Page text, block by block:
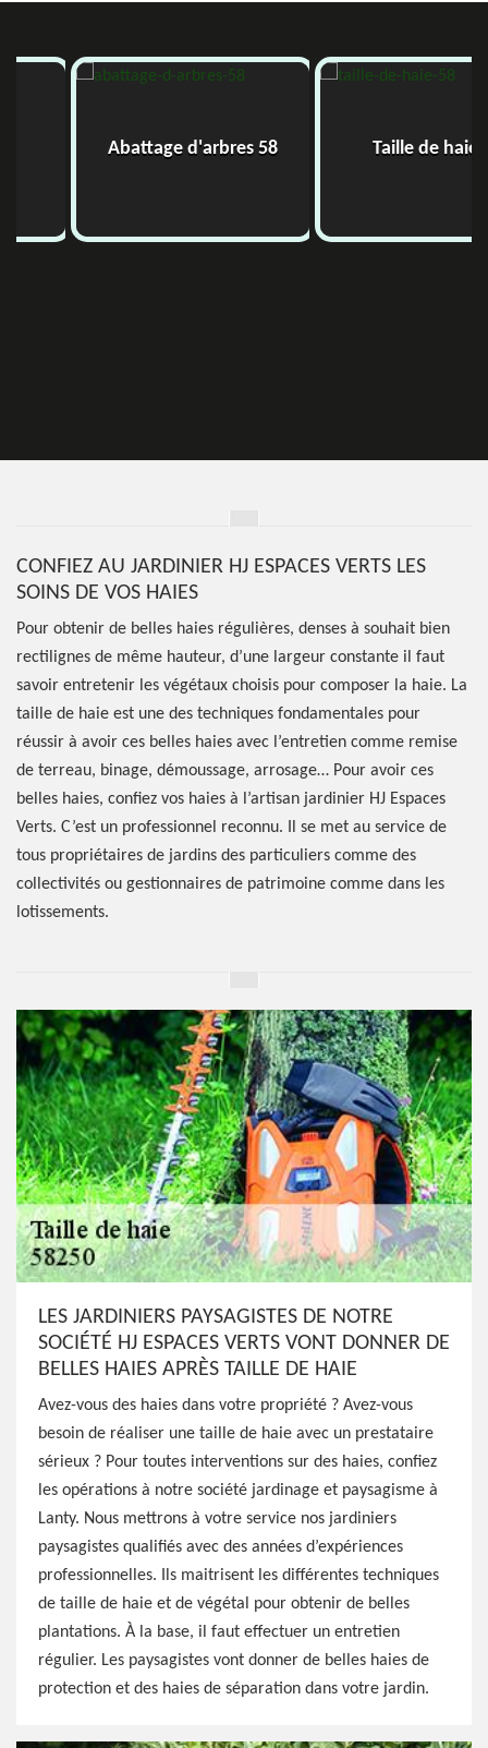
Abattage d'arbres 58 Taille de haie
CONFIEZ AU JARDINIER HJ ESPACES VERTS LES
SOINS DE VOS HAIES
Pour obtenir de belles haies régulières, denses à souhait bien
rectilignes de même hauteur, d’une largeur constante il faut
savoir entretenir les végétaux choisis pour composer la haie. La
taille de haie est une des techniques fondamentales pour
réussir à avoir ces belles haies avec l’entretien comme remise
de terreau, binage, démoussage, arrosage… Pour avoir ces
belles haies, confiez vos haies à l’artisan jardinier HJ Espaces
Verts. C’est un professionnel reconnu. Il se met au service de
tous propriétaires de jardins des particuliers comme des
collectivités ou gestionnaires de patrimoine comme dans les
lotissements.
LES JARDINIERS PAYSAGISTES DE NOTRE
SOCIÉTÉ HJ ESPACES VERTS VONT DONNER DE
BELLES HAIES APRÈS TAILLE DE HAIE
Avez-vous des haies dans votre propriété ? Avez-vous
besoin de réaliser une taille de haie avec un prestataire
sérieux ? Pour toutes interventions sur des haies, confiez
les opérations à notre société jardinage et paysagisme à
Lanty. Nous mettrons à votre service nos jardiniers
paysagistes qualifiés avec des années d’expériences
professionnelles. Ils maitrisent les différentes techniques
de taille de haie et de végétal pour obtenir de belles
plantations. À la base, il faut effectuer un entretien
régulier. Les paysagistes vont donner de belles haies de
protection et des haies de séparation dans votre jardin.